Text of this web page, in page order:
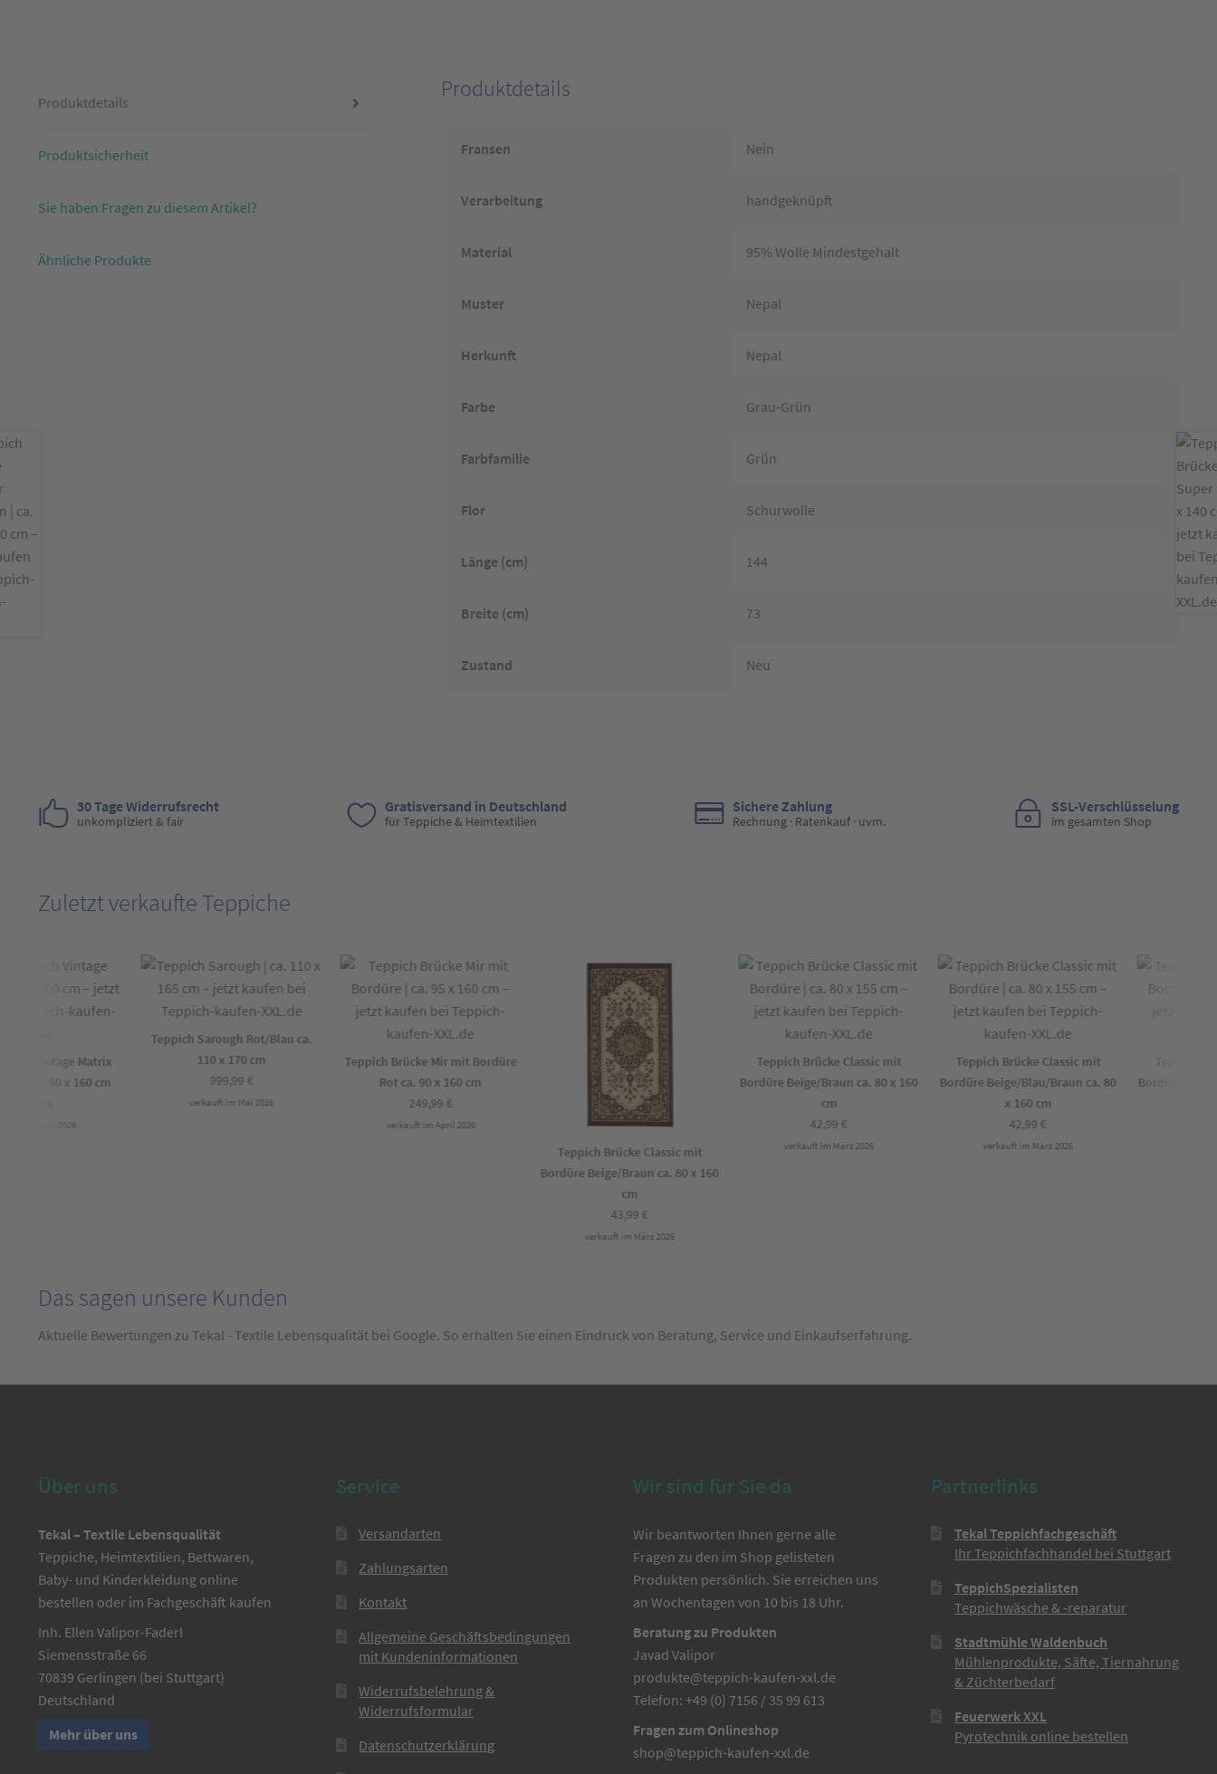
Produktdetails
Produktsicherheit
Sie haben Fragen zu diesem Artikel?
Ähnliche Produkte
Produktdetails
Fransen Nein
Verarbeitung handgeknüpft
Material 95% Wolle Mindestgehalt
Muster Nepal
Herkunft Nepal
Farbe Grau-Grün
Farbfamilie Grün
Flor Schurwolle
Länge (cm) 144
Breite (cm) 73
Zustand Neu
30 Tage Widerrufsrecht
unkompliziert & fair
Gratisversand in Deutschland
für Teppiche & Heimtextilien
Sichere Zahlung
Rechnung · Ratenkauf · uvm.
SSL-Verschlüsselung
im gesamten Shop
Zuletzt verkaufte Teppiche
Vintage Matrix
ca. 90 x 160 cm
Teppich Sarough Rot/Blau ca.
110 x 170 cm
999,99€
verkauft im Mai 2026
Teppich Brücke Mir mit Bordüre
Rot ca. 90 x 160 cm
249,99€
verkauft im April 2026
Teppich Brücke Classic mit
Bordüre Beige/Braun ca. 80 x 160
cm
43,99€
verkauft im März 2026
Teppich Brücke Classic mit
Bordüre Beige/Braun ca. 80 x 160
cm
42,99€
verkauft im März 2026
Teppich Brücke Classic mit
Bordüre Beige/Blau/Braun ca. 80
x 160 cm
42,99€
verkauft im März 2026
Bordüre Beige/
Das sagen unsere Kunden
Aktuelle Bewertungen zu Tekal - Textile Lebensqualität bei Google. So erhalten Sie einen Eindruck von Beratung, Service und Einkaufserfahrung.
Über uns
Tekal – Textile Lebensqualität
Teppiche, Heimtextilien, Bettwaren,
Baby- und Kinderkleidung online
bestellen oder im Fachgeschäft kaufen
Inh. Ellen Valipor-Faderl
Siemensstraße 66
70839 Gerlingen (bei Stuttgart)
Deutschland
Mehr über uns
Service
Versandarten
Zahlungsarten
Kontakt
Allgemeine Geschäftsbedingungen
mit Kundeninformationen
Widerrufsbelehrung &
Widerrufsformular
Datenschutzerklärung
Wir sind für Sie da
Wir beantworten Ihnen gerne alle
Fragen zu den im Shop gelisteten
Produkten persönlich. Sie erreichen uns
an Wochentagen von 10 bis 18 Uhr.
Beratung zu Produkten
Javad Valipor
produkte@teppich-kaufen-xxl.de
Telefon: +49 (0) 7156 / 35 99 613
Fragen zum Onlineshop
shop@teppich-kaufen-xxl.de
Partnerlinks
Tekal Teppichfachgeschäft
Ihr Teppichfachhandel bei Stuttgart
TeppichSpezialisten
Teppichwäsche & -reparatur
Stadtmühle Waldenbuch
Mühlenprodukte, Säfte, Tiernahrung
& Züchterbedarf
Feuerwerk XXL
Pyrotechnik online bestellen